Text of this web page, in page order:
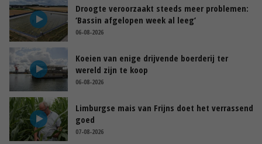
Droogte veroorzaakt steeds meer problemen:
‘Bassin afgelopen week al leeg’
06-08-2026
Koeien van enige drijvende boerderij ter
wereld zijn te koop
06-08-2026
Limburgse mais van Frijns doet het verrassend
goed
07-08-2026